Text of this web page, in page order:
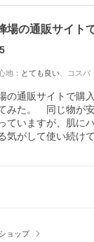
5
地 ： とても良い コスパ
の通販サイトで購
みた。　同じ物が
ていますが、肌に
気がして使い続けて
ョップ